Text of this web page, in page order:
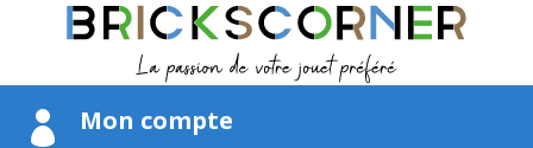
 Mon compte